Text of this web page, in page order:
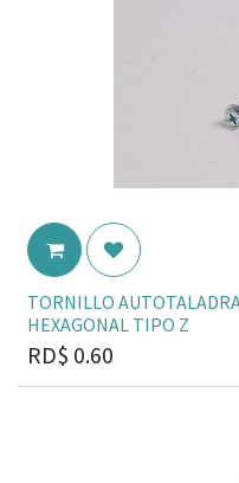
TORNILLO
HEXAGONAL TIPO Z
RD$ 0.60